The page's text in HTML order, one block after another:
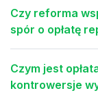
Czy reforma
spór o opłatę
Czym jest
kontrowersje